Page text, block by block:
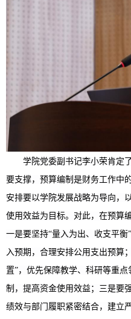
学院党委副书记李小荣肯定
要支撑，预算编制是财务工作中
安排要以学院发展战略为导向，
使用效益为目标。对此，在预算
一是要坚持“量入为出、收支平
入预期，合理安排公用支出预算
置”，优先保障教学、科研等重
制，提高资金使用效益；三是要
绩效与部门履职紧密结合，建立